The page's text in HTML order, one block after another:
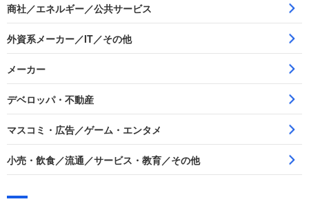
商社／エネルギー／公共サービス
外資系メーカー／IT／その他
メーカー
デベロッパ・不動産
マスコミ・広告／ゲーム・エンタメ
小売・飲食／流通／サービス・教育／その他